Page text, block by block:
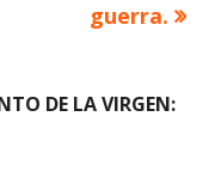
guerra.
DE LA VIRGEN: